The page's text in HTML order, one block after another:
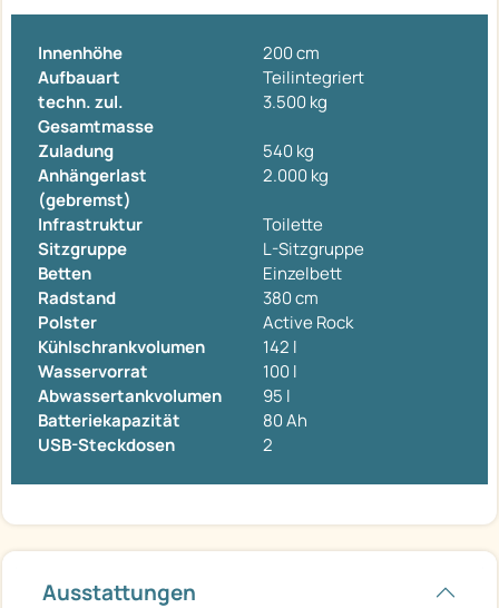
Innenhöhe
200 cm
Aufbauart
Teilintegriert
techn. zul.
Gesamtmasse
3.500 kg
Zuladung
540 kg
Anhängerlast
(gebremst)
2.000 kg
Infrastruktur
Toilette
Sitzgruppe
L-Sitzgruppe
Betten
Einzelbett
Radstand
380 cm
Polster
Active Rock
Kühlschrankvolumen
142 l
Wasservorrat
100 l
Abwassertankvolumen
95 l
Batteriekapazität
80 Ah
USB-Steckdosen
2
Ausstattungen